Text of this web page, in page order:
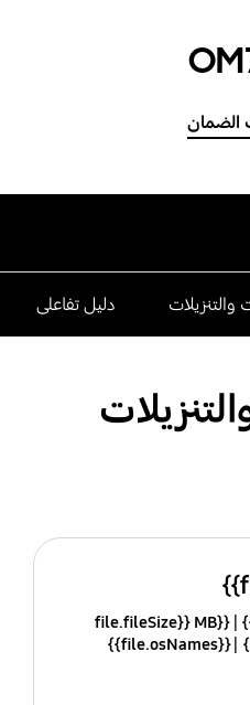
الضمان
والتنزيلات دليل تفاعلى
{{file.fileSize}} MB
{{file.osNames}}